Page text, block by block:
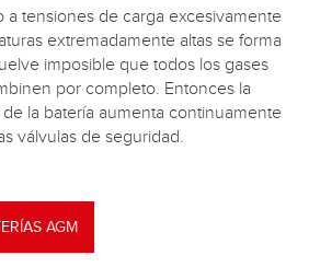
a tensiones de carga excesivamente
extremadamente altas se forma
imposible que todos los gases
por completo. Entonces la
la batería aumenta continuamente
válvulas de seguridad.
AGM